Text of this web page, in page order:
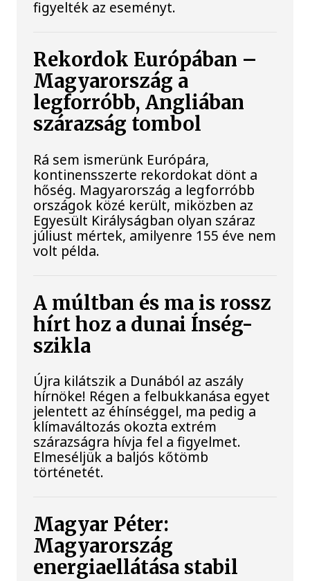
figyelték az eseményt.
Rekordok Európában –
Magyarország a
legforróbb, Angliában
szárazság tombol
Rá sem ismerünk Európára,
kontinensszerte rekordokat dönt a
hőség. Magyarország a legforróbb
országok közé került, miközben az
Egyesült Királyságban olyan száraz
júliust mértek, amilyenre 155 éve nem
volt példa.
A múltban és ma is rossz
hírt hoz a dunai Ínség-
szikla
Újra kilátszik a Dunából az aszály
hírnöke! Régen a felbukkanása egyet
jelentett az éhínséggel, ma pedig a
klímaváltozás okozta extrém
szárazságra hívja fel a figyelmet.
Elmeséljük a baljós kőtömb
történetét.
Magyar Péter:
Magyarország
energiaellátása stabil